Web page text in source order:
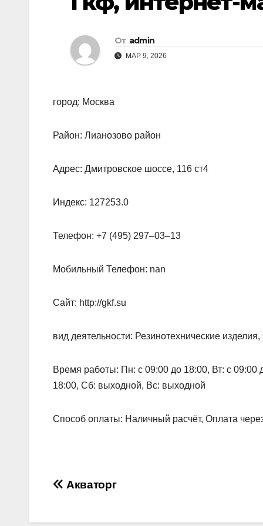
От admin
МАР 9, 2026
город: Москва
Район: Лианозово район
Адрес: Дмитровское шоссе, 116 ст4
Индекс: 127253.0
Телефон: +7 (495) 297‒03‒13
Мобильный Телефон: nan
Сайт: http://gkf.su
вид деятельности: Резинотехнические
Время работы: Пн: с 09:00 до 18:00, Вт: с 09:00
18:00, Сб: выходной, Вс: выходной
Способ оплаты: Наличный расчёт, Оплата
Навигация
Акваторг